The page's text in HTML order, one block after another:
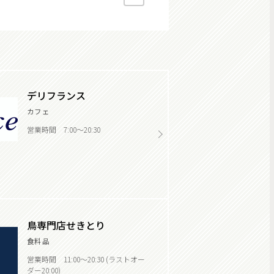
デリフランス
カフェ
営業時間 7:00～20:30
鳥専門店せきとり
食料品
営業時間 11:00～20:30 (ラストオー
ダー20:00)